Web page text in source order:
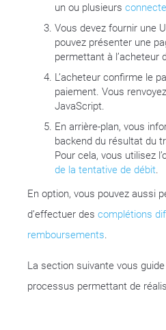
un ou plusieurs
Vous devez fournir une
pouvez présenter une
permettant à l’acheteur
L’acheteur confirme le
paiement. Vous
JavaScript.
En arrière-plan, vous
backend du résultat du
Pour cela, vous utilisez
de la tentative de débit.
En option, vous pouvez aussi
d’effectuer des complétions
remboursements.
La section suivante vous
processus permettant de